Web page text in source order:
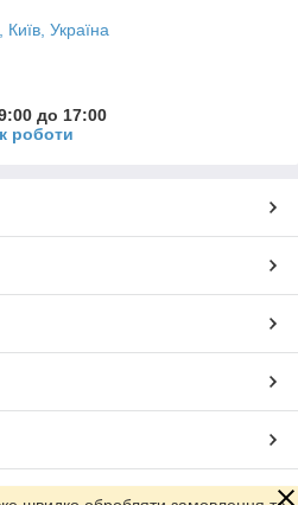
Україна
до 17:00
роботи
Prom.ua